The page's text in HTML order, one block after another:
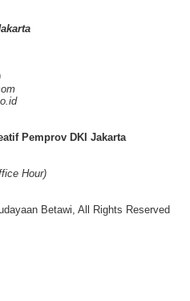
Pemprov DKI Jakarta
Hour)
Betawi, All Rights Reserved